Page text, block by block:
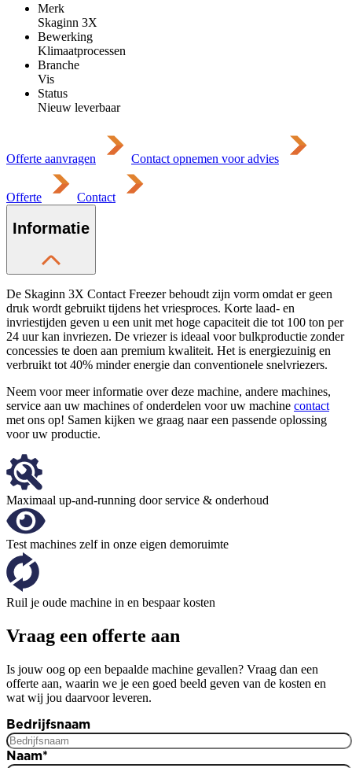
Merk
Skaginn 3X
Bewerking
Klimaatprocessen
Branche
Vis
Status
Nieuw leverbaar
Offerte aanvragen Contact opnemen voor advies
Offerte Contact
Informatie
De Skaginn 3X Contact Freezer behoudt zijn vorm omdat er geen
druk wordt gebruikt tijdens het vriesproces. Korte laad- en
invriestijden geven u een unit met hoge capaciteit die tot 100 ton per
24 uur kan invriezen. De vriezer is ideaal voor bulkproductie zonder
concessies te doen aan premium kwaliteit. Het is energiezuinig en
verbruikt tot 40% minder energie dan conventionele snelvriezers.
Neem voor meer informatie over deze machine, andere machines,
service aan uw machines of onderdelen voor uw machine contact
met ons op! Samen kijken we graag naar een passende oplossing
voor uw productie.
Maximaal up-and-running door service & onderhoud
Test machines zelf in onze eigen demoruimte
Ruil je oude machine in en bespaar kosten
Vraag een offerte aan
Is jouw oog op een bepaalde machine gevallen? Vraag dan een
offerte aan, waarin we je een goed beeld geven van de kosten en
wat wij jou daarvoor leveren.
Bedrijfsnaam
Naam*